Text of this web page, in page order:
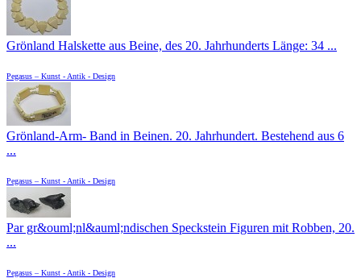
Grönland Halskette aus Beine, des 20. Jahrhunderts Länge: 34 ...
Pegasus – Kunst - Antik - Design
Grönland-Arm- Band in Beinen. 20. Jahrhundert. Bestehend aus 6
...
Pegasus – Kunst - Antik - Design
Par gr&ouml;nl&auml;ndischen Speckstein Figuren mit Robben, 20.
...
Pegasus – Kunst - Antik - Design